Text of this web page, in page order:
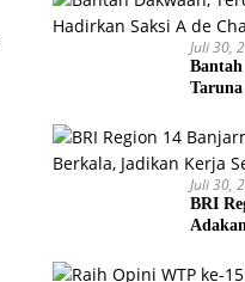
Juli 30,
Juli 30,
BRI